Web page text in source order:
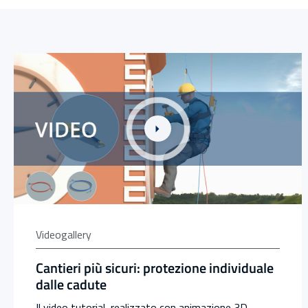
Link alla Gallery Cantieri più sicuri: protezione individuale
Videogallery
Cantieri più sicuri: protezione individuale
dalle cadute